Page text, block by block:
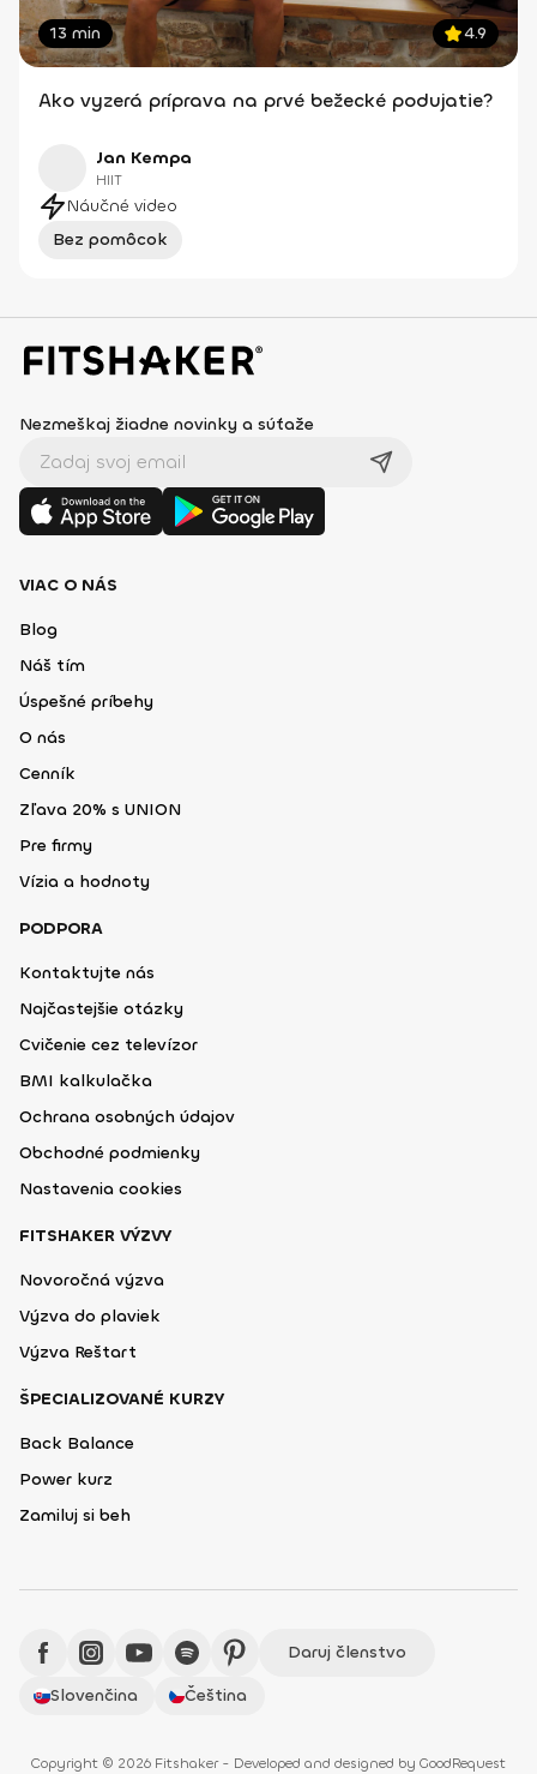
13 min 4.9
Ako vyzerá príprava na prvé bežecké podujatie?
Jan Kempa
HIIT
Náučné video
Bez pomôcok
Nezmeškaj žiadne novinky a súťaže
VIAC O NÁS
Blog
Náš tím
Úspešné príbehy
O nás
Cenník
Zľava 20% s UNION
Pre firmy
Vízia a hodnoty
PODPORA
Kontaktujte nás
Najčastejšie otázky
Cvičenie cez televízor
BMI kalkulačka
Ochrana osobných údajov
Obchodné podmienky
Nastavenia cookies
FITSHAKER VÝZVY
Novoročná výzva
Výzva do plaviek
Výzva Reštart
ŠPECIALIZOVANÉ KURZY
Back Balance
Power kurz
Zamiluj si beh
Daruj členstvo
Slovenčina
Čeština
Copyright © 2026 Fitshaker - Developed and designed by GoodRequest